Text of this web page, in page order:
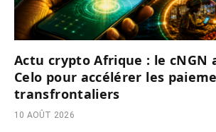
Actu crypto Afrique : le cNGN
Celo pour accélérer les
transfrontaliers
10 AOÛT 2026